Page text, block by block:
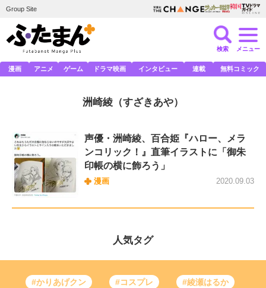
Group Site
検索 メニュー
漫画 アニメ ゲーム ドラマ映画 インタビュー 連載 無料コミック
洲崎綾 （すざきあや）
声優・洲崎綾、百合姫『ハロー、メラ
ンコリック！』直筆イラストに「御朱
印帳の横に飾ろう」
漫画 2020.09.03
人気タグ
#かりあげクン #コスプレ #綾瀬はるか